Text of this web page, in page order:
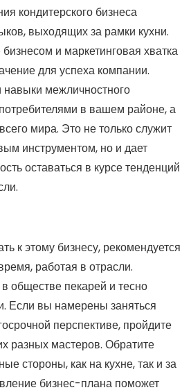
кондитерского бизнеса
выходящих за рамки кухни.
и маркетинговая хватка
для успеха компании.
межличностного
в вашем районе, а
мира. Это не только служит
инструментом, но и дает
оставаться в курсе тенденций
к этому бизнесу, рекомендуется
работая в отрасли.
обществе пекарей и тесно
Если вы намерены заняться
перспективе, пройдите
разных мастеров. Обратите
стороны, как на кухне, так и за
бизнес-плана поможет